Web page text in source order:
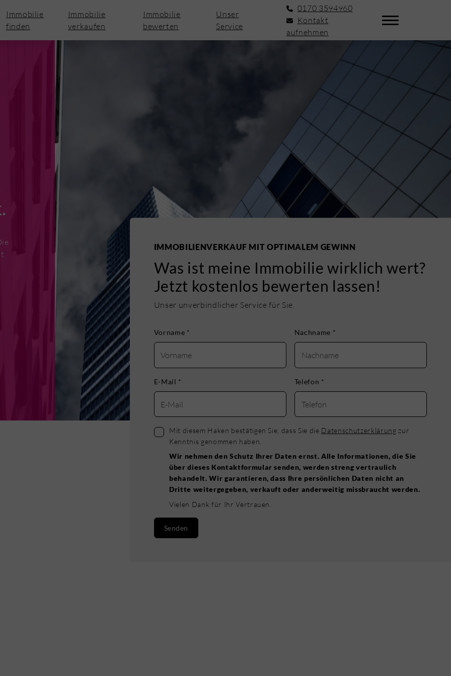
Immobilie
finden
Immobilie
verkaufen
Immobilie
bewerten
Unser
Service
0170 3594960
Kontakt
aufnehmen
IMMOBILIENVERKAUF MIT OPTIMALEM GEWINN
Was ist meine Immobilie wirklich wert?
Jetzt kostenlos bewerten lassen!
Unser unverbindlicher Service für Sie.
Vorname * Nachname *
E-Mail * Telefon *
Mit diesem Haken bestätigen Sie, dass Sie die Datenschutzerklärung zur
Kenntnis genommen haben.
Wir nehmen den Schutz Ihrer Daten ernst. Alle Informationen, die Sie
über dieses Kontaktformular senden, werden streng vertraulich
behandelt. Wir garantieren, dass Ihre persönlichen Daten nicht an
Dritte weitergegeben, verkauft oder anderweitig missbraucht werden.
Vielen Dank für Ihr Vertrauen.
Senden